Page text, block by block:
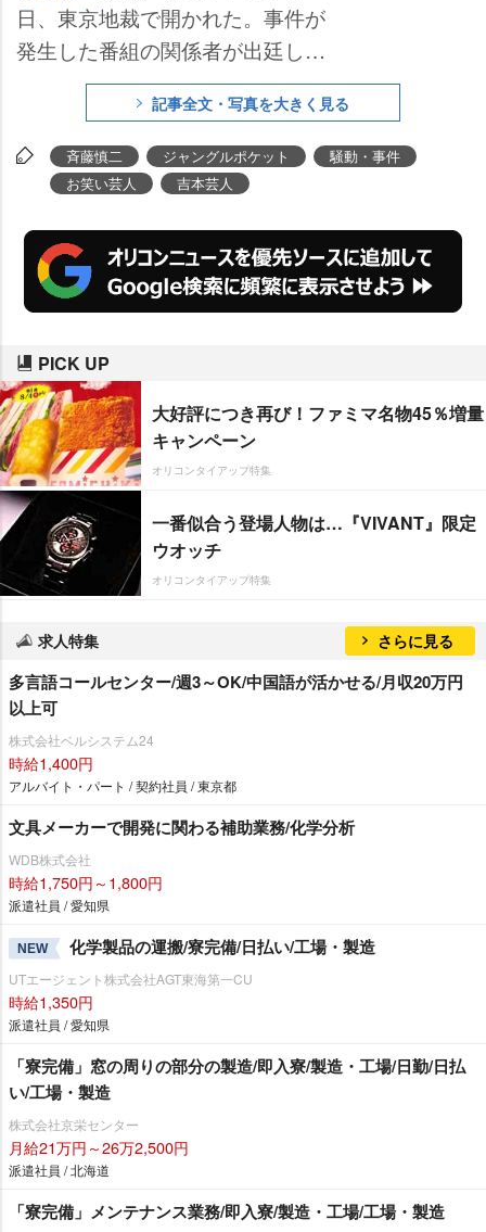
日、東京地裁で開かれた。事件が
発生した番組の関係者が出廷し、
事件に至るまでの詳細や、現在の
心境を証言した。記事全文・写真を大きく見る
斉藤慎二 ジャングルポケット
騒動・事件
お笑い芸人
吉本芸人
PICK UP
大好評につき再び！ファミマ名物45％増量
キャンペーン
オリコンタイアップ特集
一番似合う登場人物は…『VIVANT』限定
ウオッチ
オリコンタイアップ特集
求人特集 さらに見る
多言語コールセンター/週3～OK/中国語が活かせる/月収20万円
以上可
株式会社ベルシステム24
時給1,400円
アルバイト・パート / 契約社員 / 東京都
文具メーカーで開発に関わる補助業務/化学分析
WDB株式会社
時給1,750円～1,800円
派遣社員 / 愛知県
NEW 化学製品の運搬/寮完備/日払い/工場・製造
UTエージェント株式会社AGT東海第一CU
時給1,350円
派遣社員 / 愛知県
「寮完備」窓の周りの部分の製造/即入寮/製造・工場/日勤/日払
い/工場・製造
株式会社京栄センター
月給21万円～26万2,500円
派遣社員 / 北海道
「寮完備」メンテナンス業務/即入寮/製造・工場/工場・製造